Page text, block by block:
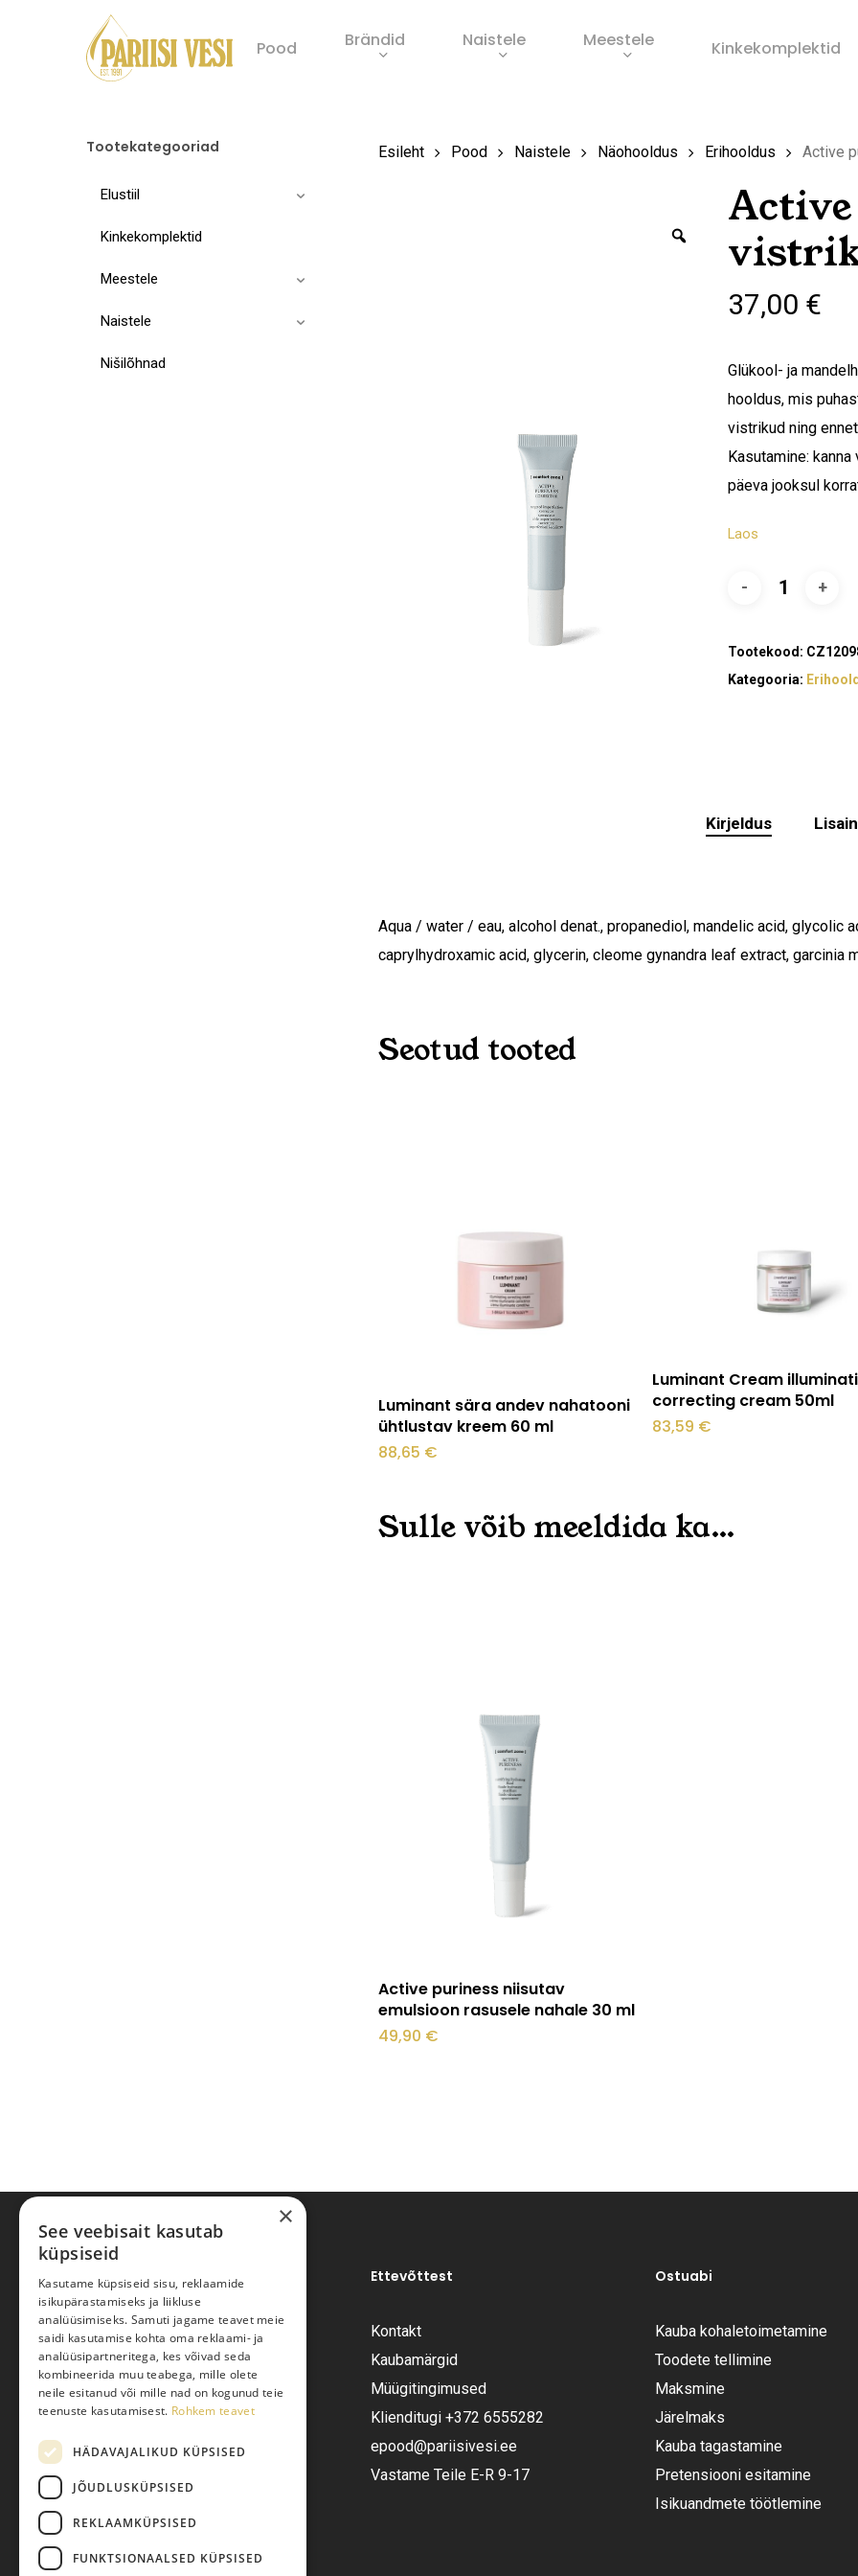
Pood Brändid Naistele Meestele Kinkekomplektid
Ostukorv
Tootekategooriad
Elustiil
Kinkekomplektid
Meestele
Naistele
Nišilõhnad
Esileht Pood Naistele Näohooldus Erihooldus Active
37,00 €
Glükool- ja
hooldus, mis
vistrikud ning
Kasutamine:
päeva jooksul
Laos
Tootekood:
Kategooria:
Kirjeldus
Aqua / water / eau, alcohol denat., propanediol, mandelic acid, glycolic
caprylhydroxamic acid, glycerin, cleome gynandra leaf extract, garcinia
Seotud tooted
Loe edasi
Luminant sära andev nahatooni
ühtlustav kreem 60 ml
88,65 €
Lisa korvi
Luminant Cream
correcting cream 50ml
83,59 €
Sulle võib meeldida ka…
Lisa korvi
Active puriness niisutav
emulsioon rasusele nahale 30 ml
49,90 €
Pariisi Vesi OÜ
Tüve 54-2, Tallinn 13418
Telefon: +372 6555282
E-post: epood@pariisivesi.ee
Ettevõttest
Kontakt
Kaubamärgid
Müügitingimused
Klienditugi +372 6555282
epood@pariisivesi.ee
Vastame Teile E-R 9-17
Ostuabi
Kauba kohaletoimetamine
Toodete tellimine
Maksmine
Järelmaks
Kauba tagastamine
Pretensiooni esitamine
Isikuandmete töötlemine
×
See veebisait kasutab
küpsiseid
Kasutame küpsiseid sisu, reklaamide
isikupärastamiseks ja liikluse
analüüsimiseks. Samuti jagame teavet meie
saidi kasutamise kohta oma reklaami- ja
analüüsipartneritega, kes võivad seda
kombineerida muu teabega, mille olete
neile esitanud või mille nad on kogunud teie
teenuste kasutamisest. Rohkem teavet
HÄDAVAJALIKUD KÜPSISED
JÕUDLUSKÜPSISED
REKLAAMKÜPSISED
FUNKTSIONAALSED KÜPSISED